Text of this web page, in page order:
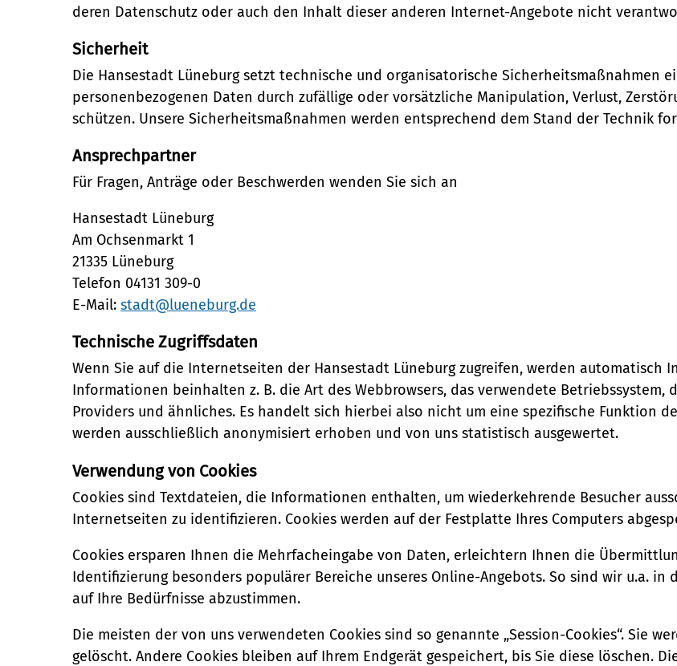
deren Datenschutz oder auch den Inhalt dieser anderen Internet-Angebote nicht
Sicherheit
Die Hansestadt Lüneburg setzt technische und organisatorische Sicherheitsmaßnahmen
personenbezogenen Daten durch zufällige oder vorsätzliche Manipulation, Verlust,
schützen. Unsere Sicherheitsmaßnahmen werden entsprechend dem Stand der Technik
Ansprechpartner
Für Fragen, Anträge oder Beschwerden wenden Sie sich an
Hansestadt Lüneburg
Am Ochsenmarkt 1
21335 Lüneburg
Telefon 04131 309-0
E-Mail: stadt@lueneburg.de
Technische Zugriffsdaten
Wenn Sie auf die Internetseiten der Hansestadt Lüneburg zugreifen, werden automatisch
Informationen beinhalten z. B. die Art des Webbrowsers, das verwendete Betriebssystem,
Providers und ähnliches. Es handelt sich hierbei also nicht um eine spezifische Funktion
werden ausschließlich anonymisiert erhoben und von uns statistisch ausgewertet.
Verwendung von Cookies
Cookies sind Textdateien, die Informationen enthalten, um wiederkehrende Besucher
Internetseiten zu identifizieren. Cookies werden auf der Festplatte Ihres Computers
Cookies ersparen Ihnen die Mehrfacheingabe von Daten, erleichtern Ihnen die
Identifizierung besonders populärer Bereiche unseres Online-Angebots. So sind wir u.a.
auf Ihre Bedürfnisse abzustimmen.
Die meisten der von uns verwendeten Cookies sind so genannte „Session-Cookies“. Sie
gelöscht. Andere Cookies bleiben auf Ihrem Endgerät gespeichert, bis Sie diese löschen.